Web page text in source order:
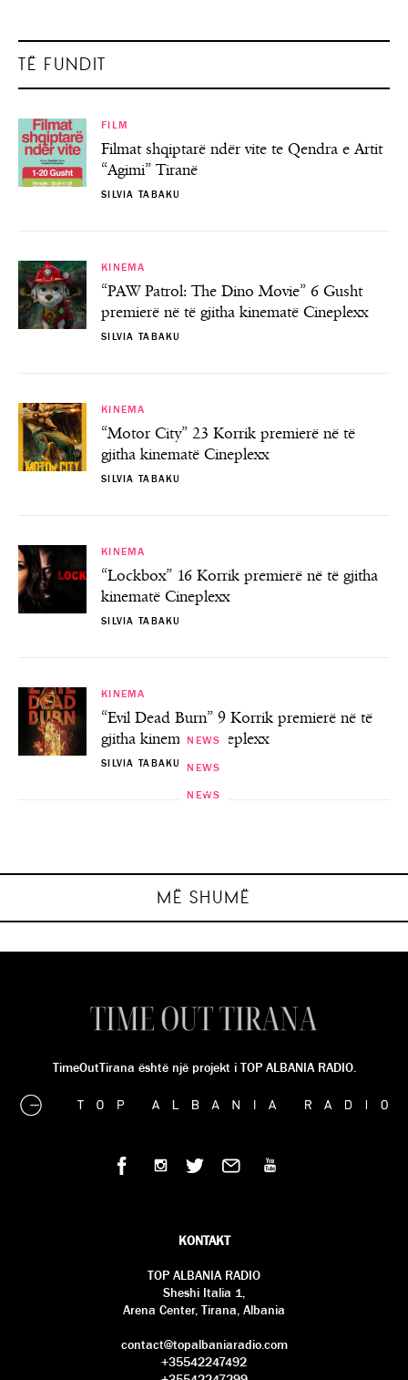
TË FUNDIT
FILM
Filmat shqiptarë ndër vite te Qendra e Artit
“Agimi” Tiranë
SILVIA TABAKU
KINEMA
“PAW Patrol: The Dino Movie” 6 Gusht
premierë në të gjitha kinematë Cineplexx
SILVIA TABAKU
KINEMA
“Motor City” 23 Korrik premierë në të
gjitha kinematë Cineplexx
SILVIA TABAKU
KINEMA
“Lockbox” 16 Korrik premierë në të gjitha
kinematë Cineplexx
SILVIA TABAKU
KINEMA
“Evil Dead Burn” 9 Korrik premierë në të
gjitha kinematë Cineplexx
SILVIA TABAKU
MË SHUMË
NEWS
NEWS
NEWS
NEWS
TimeOutTirana është një projekt i TOP ALBANIA RADIO.
KONTAKT
TOP ALBANIA RADIO
Sheshi Italia 1,
Arena Center, Tirana, Albania
contact@topalbaniaradio.com
+35542247492